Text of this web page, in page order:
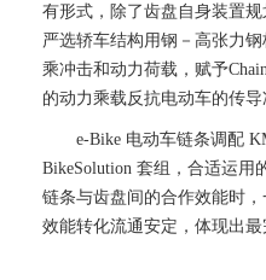
有形式，除了齿盘自身装置
严选轿车结构用钢－高张力
乘冲击和动力荷载，赋予
的动力乘载反抗电动车的传导
e-Bike 电动车链条调配
BikeSolution 套组，合适运用
链条与齿盘间的合作效能时
效能转化流通安定，体现出最